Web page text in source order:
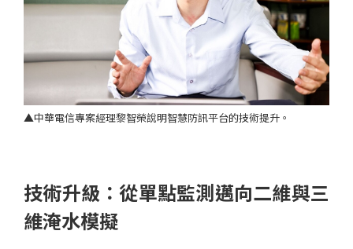
▲中華電信專案經理黎智榮說明智慧防訊平台的技術提升。
技術升級：從單點監測邁向二維與三
維淹水模擬